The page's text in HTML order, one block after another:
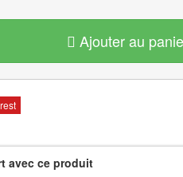
Ajouter au
avec ce produit